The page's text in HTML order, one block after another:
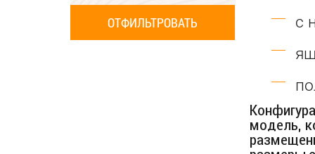
с
модель,